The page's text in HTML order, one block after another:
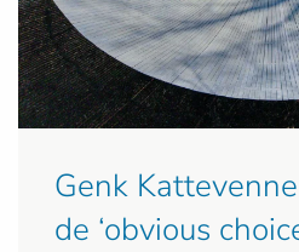
Genk
de ‘obvious